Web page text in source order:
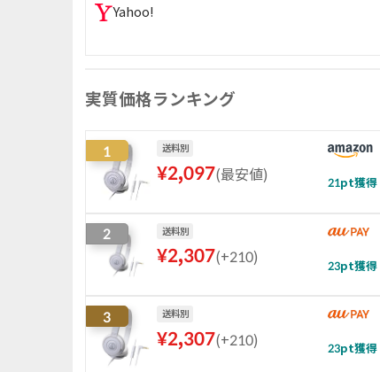
Yahoo!
実質価格ランキング
1 送料別
¥2,097(最安値)
21pt獲得
2 送料別
¥2,307(+210)
23pt獲得
3 送料別
¥2,307(+210)
23pt獲得